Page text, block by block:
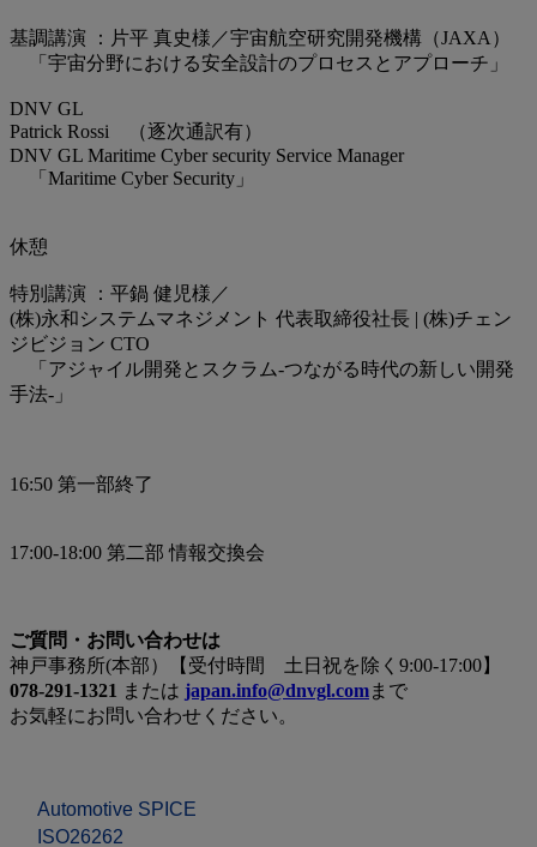
基調講演 ：片平 真史様／宇宙航空研究開発機構（JAXA）
「宇宙分野における安全設計のプロセスとアプローチ」
DNV GL
Patrick Rossi （逐次通訳有）
DNV GL Maritime Cyber security Service Manager
「Maritime Cyber Security」
休憩
特別講演 ：平鍋 健児様／
(株)永和システムマネジメント 代表取締役社長 | (株)チェン
ジビジョン CTO
「アジャイル開発とスクラム-つながる時代の新しい開発
手法-」
16:50 第一部終了
17:00‐18:00 第二部 情報交換会
ご質問・お問い合わせは
神戸事務所(本部）【受付時間 土日祝を除く9:00-17:00】
078-291-1321 または japan.info@dnvgl.comまで
お気軽にお問い合わせください。
Automotive SPICE
ISO26262